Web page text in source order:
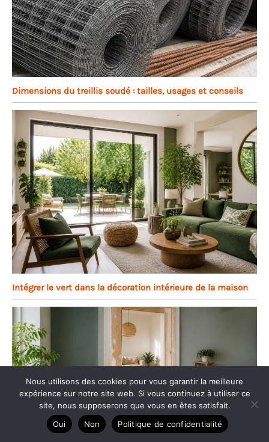
Dimensions du treillis soudé : tailles, usages et conseils
Intégrer le vert dans la décoration intérieure de la maison
Nous utilisons des cookies pour vous garantir la meilleure
expérience sur notre site web. Si vous continuez à utiliser ce
site, nous supposerons que vous en êtes satisfait.
Oui
Non Politique de confidentialité